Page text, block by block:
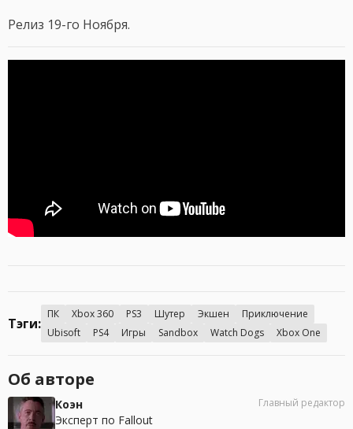
Релиз 19-го Ноября.
Тэги:
ПК Xbox 360 PS3 Шутер Экшен
Приключение
Ubisoft
PS4 Игры Sandbox Watch Dogs Xbox One
Об авторе
Коэн
Эксперт по Fallout
Главный редактор